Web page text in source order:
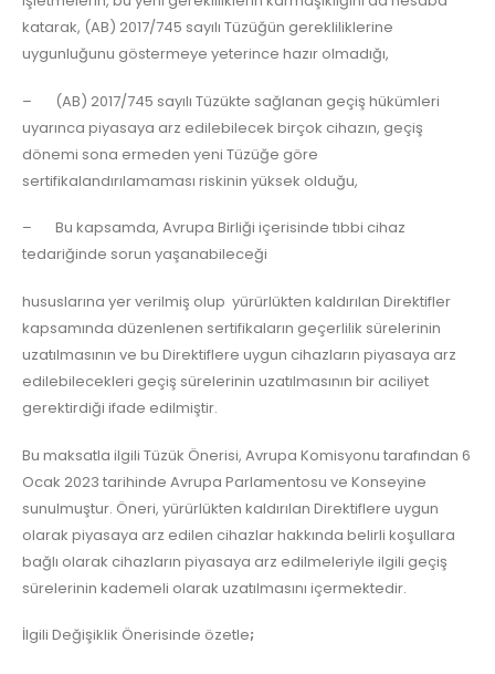
katarak, (AB) 2017/745 sayılı Tüzüğün gerekliliklerine
uygunluğunu göstermeye yeterince hazır olmadığı,
– (AB) 2017/745 sayılı Tüzükte sağlanan geçiş hükümleri
uyarınca piyasaya arz edilebilecek birçok cihazın, geçiş
dönemi sona ermeden yeni Tüzüğe göre
sertifikalandırılamaması riskinin yüksek olduğu,
– Bu kapsamda, Avrupa Birliği içerisinde tıbbi cihaz
tedariğinde sorun yaşanabileceği
hususlarına yer verilmiş olup yürürlükten kaldırılan Direktifler
kapsamında düzenlenen sertifikaların geçerlilik sürelerinin
uzatılmasının ve bu Direktiflere uygun cihazların piyasaya arz
edilebilecekleri geçiş sürelerinin uzatılmasının bir aciliyet
gerektirdiği ifade edilmiştir.
Bu maksatla ilgili Tüzük Önerisi, Avrupa Komisyonu tarafından 6
Ocak 2023 tarihinde Avrupa Parlamentosu ve Konseyine
sunulmuştur. Öneri, yürürlükten kaldırılan Direktiflere uygun
olarak piyasaya arz edilen cihazlar hakkında belirli koşullara
bağlı olarak cihazların piyasaya arz edilmeleriyle ilgili geçiş
sürelerinin kademeli olarak uzatılmasını içermektedir.
İlgili Değişiklik Önerisinde özetle;